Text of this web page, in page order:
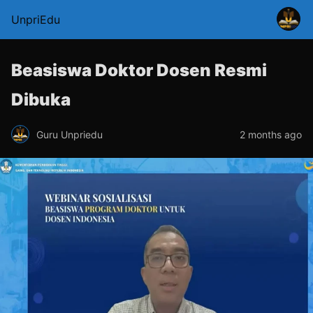
UnpriEdu
Beasiswa Doktor Dosen Resmi
Dibuka
Guru Unpriedu 2 months ago